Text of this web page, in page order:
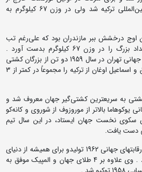
کشور خود عازم رقابتهای بین‌المللی ترکیه شد ولی در وزن 67 کیلوگرم به
المپیک 1956 ملبورن اوج درخشش ببر مازندران بود که علی‌رغم تب
شدید مدال طلای این رویداد بزرگ را در وزن 67 کیلوگرم بدست آورد .
امامعلی حبیبی در مسابقات جهانی تهران در سال 1959 دو تن از بزرگان کشتی
دنیا بالاوادزه از شوروی سابق و اسماعیل اوغان از ترکیه را مجموعاً در کمتر از 3
به سریعترین کشتی‌گیر جهان معروف شد و
جهانی یوکوهاما بالاتر از موروزوف از شوروی و کانه‌کو
سکوی نخست جهان ایستاد، در این سال تیم
دست یافت.
حبیبی با کسب مدال طلای رقابتهای جهانی 1962 تولیدو برای همیشه از دنیای
دایره طلایی خداحافظی کرد . وی علاوه بر 4 طلای جهان و المپیک موفق به